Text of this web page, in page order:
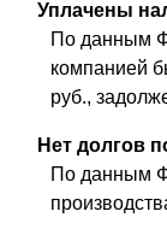
Уплачены
По данным
компанией
руб.,
Нет долгов
По данным